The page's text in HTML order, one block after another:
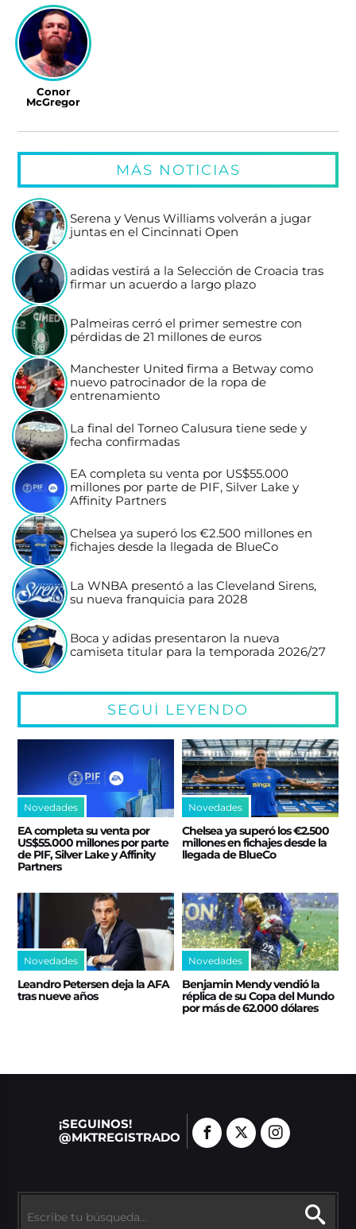
Conor
McGregor
MÁS NOTICIAS
Serena y Venus Williams volverán a jugar
juntas en el Cincinnati Open
adidas vestirá a la Selección de Croacia tras
firmar un acuerdo a largo plazo
Palmeiras cerró el primer semestre con
pérdidas de 21 millones de euros
Manchester United firma a Betway como
nuevo patrocinador de la ropa de
entrenamiento
La final del Torneo Calusura tiene sede y
fecha confirmadas
EA completa su venta por US$55.000
millones por parte de PIF, Silver Lake y
Affinity Partners
Chelsea ya superó los €2.500 millones en
fichajes desde la llegada de BlueCo
La WNBA presentó a las Cleveland Sirens,
su nueva franquicia para 2028
Boca y adidas presentaron la nueva
camiseta titular para la temporada 2026/27
SEGUÍ LEYENDO
Novedades
EA completa su venta por
US$55.000 millones por parte
de PIF, Silver Lake y Affinity
Partners
Novedades
Chelsea ya superó los €2.500
millones en fichajes desde la
llegada de BlueCo
Novedades
Leandro Petersen deja la AFA
tras nueve años
Novedades
Benjamin Mendy vendió la
réplica de su Copa del Mundo
por más de 62.000 dólares
¡SEGUINOS!
@MKTREGISTRADO